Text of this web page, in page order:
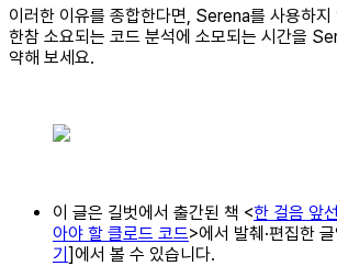
이러한 이유를 종합한다면, Serena를 사용하지
한참 소요되는 코드 분석에 소모되는 시간을
약해 보세요.
​이 글은 길벗에서 출간된 책 <한 걸음 앞
아야 할 클로드 코드>에서 발췌·편집한
기 ]에서 볼 수 있습니다.